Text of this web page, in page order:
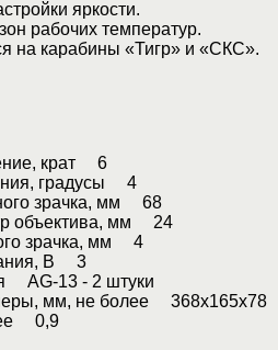
яркости.
рабочих температур.
на карабины «Тигр» и «СКС».
крат 6
градусы 4
зрачка, мм 68
объектива, мм 24
зрачка, мм 4
В 3
AG-13 - 2 штуки
мм, не более 368x165x78
0,9